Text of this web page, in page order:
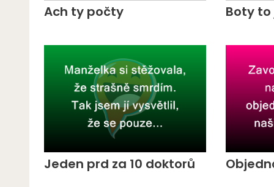
Ach ty počty Boty
Jeden prd za 10 doktorů